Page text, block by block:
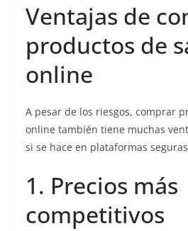
Ventajas de
productos de
online
A pesar de los riesgos, comprar
online también tiene muchas
si se hace en plataformas
1. Precios más
competitivos